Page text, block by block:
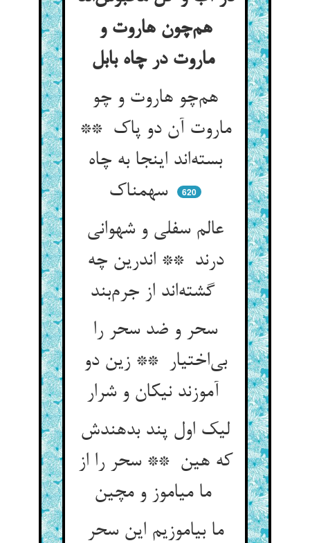
هم‌چون هاروت و
ماروت در چاه بابل
هم‌چو هاروت و چو
ماروت آن دو پاک **
بسته‌اند اینجا به چاه
سهمناک
620
عالم سفلی و شهوانی
درند ** اندرین چه
گشته‌اند از جرم‌بند
سحر و ضد سحر را
بی‌اختیار ** زین دو
لیک اول پند بدهندش
که هین ** سحر را از
ما میاموز و مچین
ما بیاموزیم این سحر